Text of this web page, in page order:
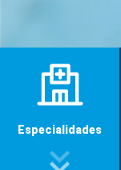
Especialidades